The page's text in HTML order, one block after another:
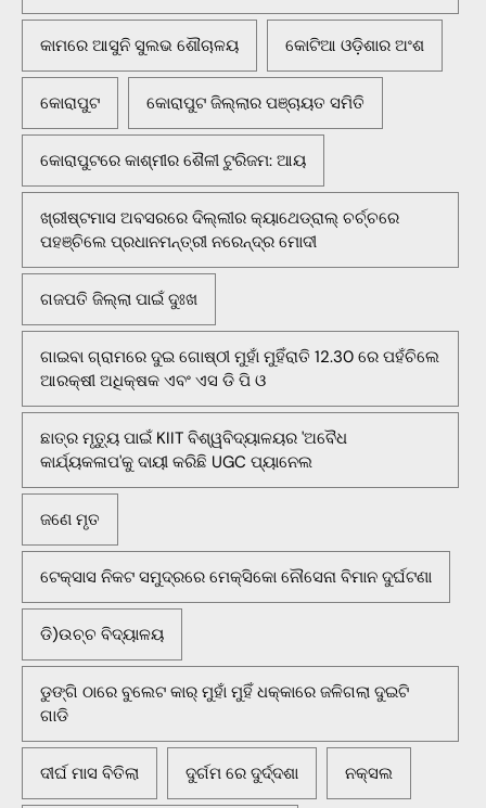
କାମରେ ଆସୁନି ସୁଲଭ ଶୌଚାଳୟ କୋଟିଆ ଓଡ଼ିଶାର ଅଂଶ
କୋରାପୁଟ କୋରାପୁଟ ଜିଲ୍ଲାର ପଞ୍ଚାୟତ ସମିତି
କୋରାପୁଟରେ କାଶ୍ମୀର ଶୈଳୀ ଟୁରିଜମ: ଆୟ
ଖ୍ରୀଷ୍ଟମାସ ଅବସରରେ ଦିଲ୍ଲୀର କ୍ୟାଥେଡ୍ରାଲ୍ ଚର୍ଚ୍ଚରେ
ପହଞ୍ଚିଲେ ପ୍ରଧାନମନ୍ତ୍ରୀ ନରେନ୍ଦ୍ର ମୋଦୀ
ଗଜପତି ଜିଲ୍ଲା ପାଇଁ ଦୁଃଖ
ଗାଇବା ଗ୍ରାମରେ ଦୁଇ ଗୋଷ୍ଠୀ ମୁହାଁ ମୁହିଁରାତି 12.30 ରେ ପହଁଚିଲେ
ଆରକ୍ଷୀ ଅଧିକ୍ଷକ ଏବଂ ଏସ ଡି ପି ଓ
ଛାତ୍ର ମୃତ୍ୟୁ ପାଇଁ KIIT ବିଶ୍ୱବିଦ୍ୟାଳୟର 'ଅବୈଧ
କାର୍ଯ୍ୟକଳାପ'କୁ ଦାୟୀ କରିଛି UGC ପ୍ୟାନେଲ
ଜଣେ ମୃତ
ଟେକ୍ସାସ ନିକଟ ସମୁଦ୍ରରେ ମେକ୍ସିକୋ ନୌସେନା ବିମାନ ଦୁର୍ଘଟଣା
ଡି)ଉଚ୍ଚ ବିଦ୍ୟାଳୟ
ଡୁଙ୍ଗି ଠାରେ ବୁଲେଟ କାର୍ ମୁହାଁ ମୁହିଁ ଧକ୍କାରେ ଜଳିଗଲା ଦୁଇଟି
ଗାଡି
ଦୀର୍ଘ ମାସ ବିତିଲା ଦୁର୍ଗମ ରେ ଦୁର୍ଦ୍ଦଶା ନକ୍ସଲ